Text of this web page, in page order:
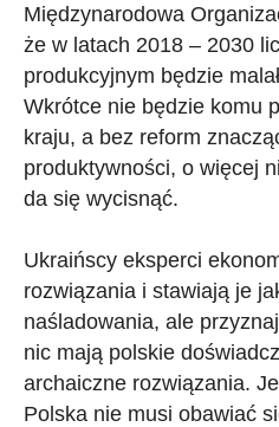
Międzynarodowa
że w latach 2018 – 2030
produkcyjnym będzie
Wkrótce nie będzie komu
kraju, a bez reform
produktywności, o więcej
da się wycisnąć.
Ukraińscy eksperci
rozwiązania i stawiają je
naśladowania, ale
nic mają polskie
archaiczne rozwiązania.
Polska nie musi obawiać